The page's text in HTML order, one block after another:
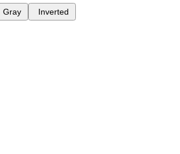
Gray Inverted